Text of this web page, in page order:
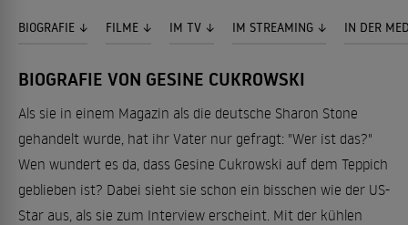
BIOGRAFIE FILME IM TV IM STREAMING IN DER
BIOGRAFIE VON GESINE CUKROWSKI
Als sie in einem Magazin als die deutsche Sharon Stone
gehandelt wurde, hat ihr Vater nur gefragt: "Wer ist das?"
Wen wundert es da, dass Gesine Cukrowski auf dem Teppich
geblieben ist? Dabei sieht sie schon ein bisschen wie der US-
Star aus, als sie zum Interview erscheint. Mit der kühlen